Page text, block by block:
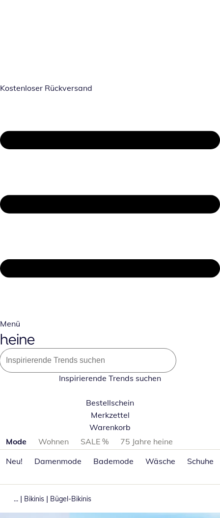
Kostenloser Rückversand
Menü
Inspirierende Trends suchen
Bestellschein
Merkzettel
Warenkorb
Produktkategorien überspringen
Mode Wohnen SALE %
75 Jahre heine
Neu!
Damenmode Bademode Wäsche Schuhe
... | Bikinis | Bügel-Bikinis